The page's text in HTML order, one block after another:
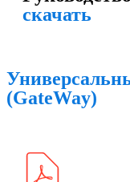
скачать
(GateWay)